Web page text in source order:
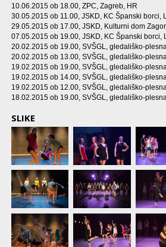
10.06.2015 ob 18.00, ZPC, Zagreb, HR
30.05.2015 ob 11.00, JSKD, KC Španski borci,
29.05.2015 ob 17.00, JSKD, Kulturni dom
07.05.2015 ob 19.00, JSKD, KC Španski borci,
20.02.2015 ob 19.00, SVŠGL, gledališko-
20.02.2015 ob 13.00, SVŠGL, gledališko-
19.02.2015 ob 19.00, SVŠGL, gledališko-
19.02.2015 ob 14.00, SVŠGL, gledališko-
19.02.2015 ob 12.00, SVŠGL, gledališko-
18.02.2015 ob 19.00, SVŠGL, gledališko-
SLIKE